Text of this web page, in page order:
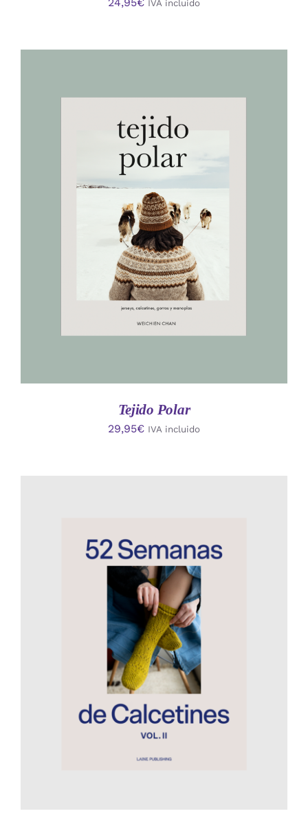
IVA incluido
AÑADIR AL CARRITO
/
Tejido Polar
29,95€ IVA incluido
AÑADIR AL CARRITO